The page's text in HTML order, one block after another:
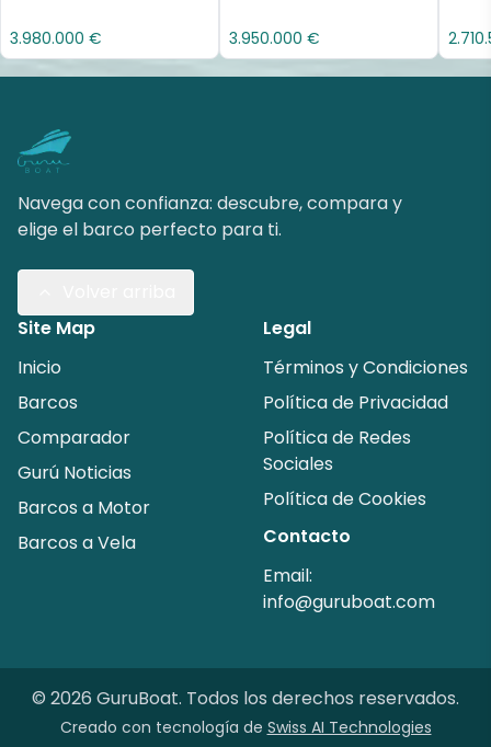
3.980.000 € 3.950.000 €
Navega con confianza: descubre, compara y
elige el barco perfecto para ti.
Site Map
Inicio
Barcos
Comparador
Gurú Noticias
Barcos a Motor
Barcos a Vela
Legal
Términos y Condiciones
Política de Privacidad
Política de Redes
Sociales
Política de Cookies
Contacto
Email:
info@guruboat.com
© 2026 GuruBoat. Todos los derechos reservados.
Creado con tecnología de Swiss AI Technologies